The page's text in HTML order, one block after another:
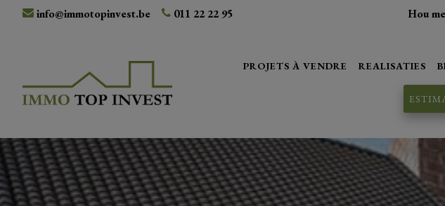
info@immotopinvest.be 011 22 22 95 Hou
PROJETS À VENDRE REALISATIES